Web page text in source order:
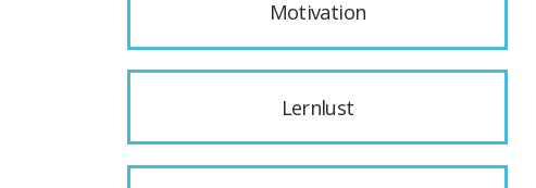
Motivation
Lernlust